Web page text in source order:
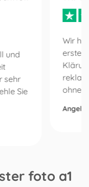
und
sehr
Sie
Wir
erste
ohne
foto a1